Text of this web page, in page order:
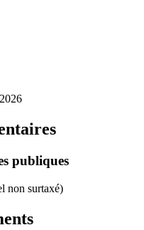
publiques
non surtaxé)